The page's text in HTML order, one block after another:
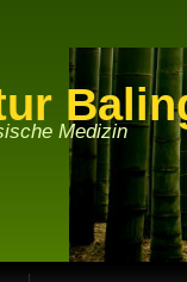
Medizin